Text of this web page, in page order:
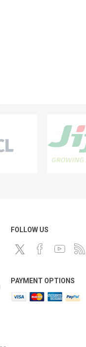
FOLLOW US
PAYMENT OPTIONS